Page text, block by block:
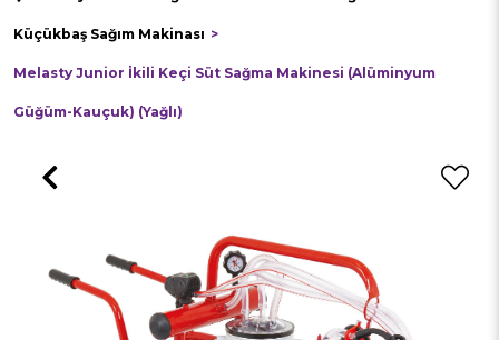
Küçükbaş Sağım Makinası
Melasty Junior İkili Keçi Süt Sağma Makinesi (Alüminyum
Güğüm-Kauçuk) (Yağlı)